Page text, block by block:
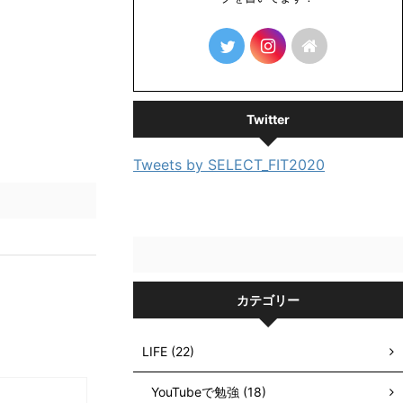
Twitter
Tweets by SELECT_FIT2020
カテゴリー
LIFE (22)
YouTubeで勉強 (18)